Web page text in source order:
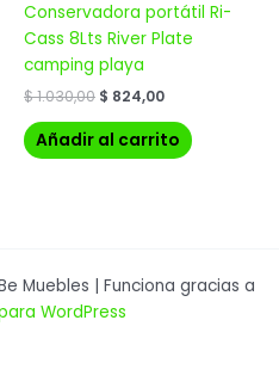
Conservadora portátil Ri-
Cass 8Lts River Plate
camping playa
$1.030,00 $ 824,00
Añadir al carrito
Muebles | Funciona gracias a
WordPress